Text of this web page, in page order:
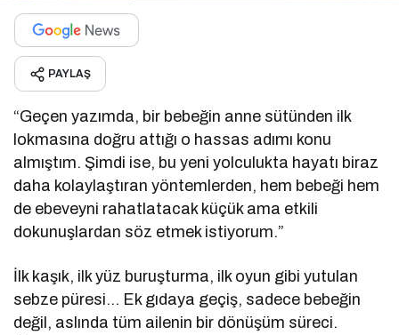
PAYLAŞ
“Geçen yazımda, bir bebeğin anne sütünden ilk
lokmasına doğru attığı o hassas adımı konu
almıştım. Şimdi ise, bu yeni yolculukta hayatı biraz
daha kolaylaştıran yöntemlerden, hem bebeği hem
de ebeveyni rahatlatacak küçük ama etkili
dokunuşlardan söz etmek istiyorum.”
İlk kaşık, ilk yüz buruşturma, ilk oyun gibi yutulan
sebze püresi… Ek gıdaya geçiş, sadece bebeğin
değil, aslında tüm ailenin bir dönüşüm süreci.